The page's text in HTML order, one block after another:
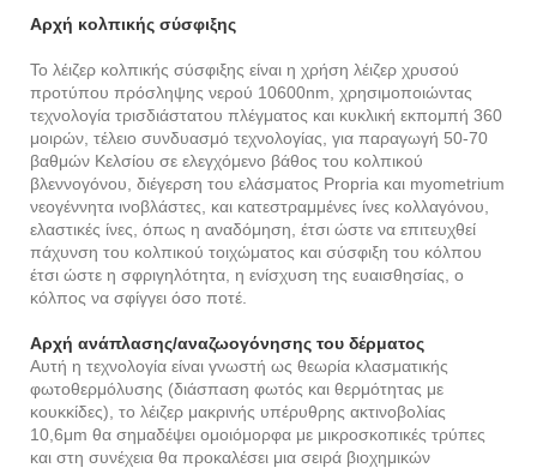
Αρχή κολπικής σύσφιξης
Το λέιζερ κολπικής σύσφιξης είναι η χρήση λέιζερ χρυσού
προτύπου πρόσληψης νερού 10600nm, χρησιμοποιώντας
τεχνολογία τρισδιάστατου πλέγματος και κυκλική εκπομπή 360
μοιρών, τέλειο συνδυασμό τεχνολογίας, για παραγωγή 50-70
βαθμών Κελσίου σε ελεγχόμενο βάθος του κολπικού
βλεννογόνου, διέγερση του ελάσματος Propria και myometrium
νεογέννητα ινοβλάστες, και κατεστραμμένες ίνες κολλαγόνου,
ελαστικές ίνες, όπως η αναδόμηση, έτσι ώστε να επιτευχθεί
πάχυνση του κολπικού τοιχώματος και σύσφιξη του κόλπου
έτσι ώστε η σφριγηλότητα, η ενίσχυση της ευαισθησίας, ο
κόλπος να σφίγγει όσο ποτέ.
Αρχή ανάπλασης/αναζωογόνησης του δέρματος
Αυτή η τεχνολογία είναι γνωστή ως θεωρία κλασματικής
φωτοθερμόλυσης (διάσπαση φωτός και θερμότητας με
κουκκίδες), το λέιζερ μακρινής υπέρυθρης ακτινοβολίας
10,6μm θα σημαδέψει ομοιόμορφα με μικροσκοπικές τρύπες
και στη συνέχεια θα προκαλέσει μια σειρά βιοχημικών